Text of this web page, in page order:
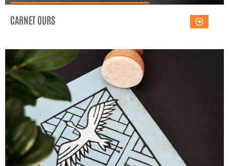
CARNET OURS
VOL DE GRUES
Voir l'œuvre